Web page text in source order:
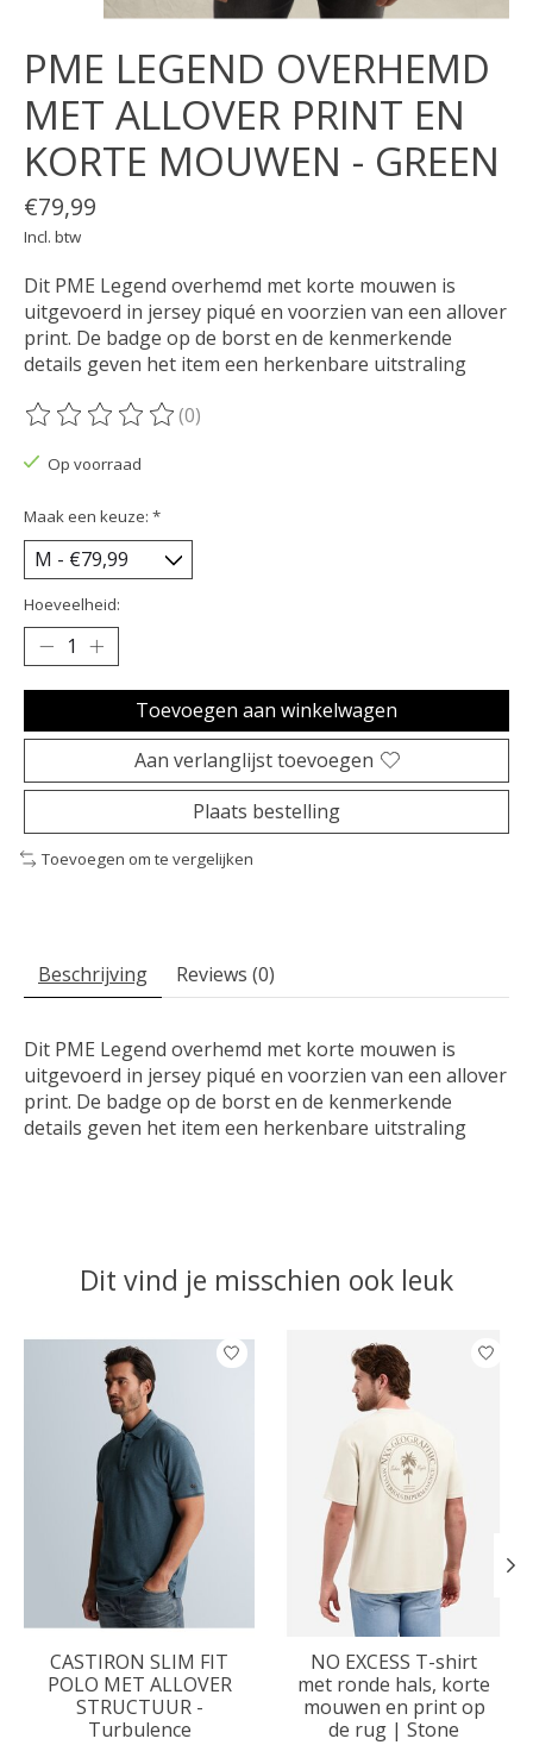
PME LEGEND OVERHEMD
MET ALLOVER PRINT EN
KORTE MOUWEN - GREEN
€79,99
Incl. btw
Dit PME Legend overhemd met korte mouwen is
uitgevoerd in jersey piqué en voorzien van een allover
print. De badge op de borst en de kenmerkende
details geven het item een herkenbare uitstraling
De beoordeling van dit product is
(0)
Op voorraad
Maak een keuze: *
Hoeveelheid:
Toevoegen aan winkelwagen
Aan verlanglijst toevoegen
Plaats bestelling
Toevoegen om te vergelijken
Beschrijving Reviews (0)
Dit PME Legend overhemd met korte mouwen is
uitgevoerd in jersey piqué en voorzien van een allover
print. De badge op de borst en de kenmerkende
details geven het item een herkenbare uitstraling
Dit vind je misschien ook leuk
Items van productcarrousel
CASTIRON SLIM FIT
POLO MET ALLOVER
STRUCTUUR -
Turbulence
NO EXCESS T-shirt
met ronde hals, korte
mouwen en print op
de rug | Stone